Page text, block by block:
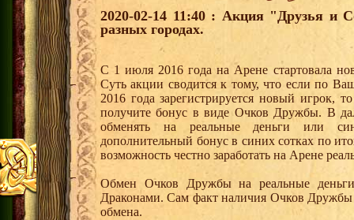
2020-02-14 11:40 : Акция "Друзья и
разных городах.
С 1 июля 2016 года на Арене стартовала
Суть акции сводится к тому, что если по
2016 года зарегистрируется новый
получите бонус в виде Очков Дружбы. В
обменять на реальные деньги или
дополнительный бонус в синих сотках по
возможность честно заработать на Арене
Обмен Очков Дружбы на реальные деньги
Драконами. Сам факт наличия Очков Дружбы
обмена.